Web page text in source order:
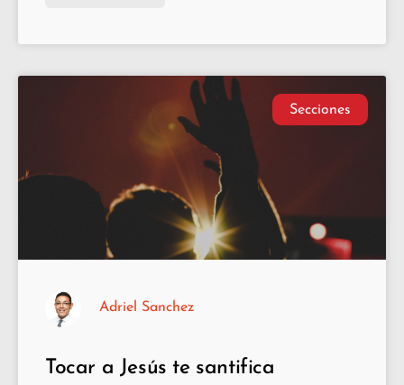
Secciones
Tocar a Jesús te santifica
Adriel Sanchez